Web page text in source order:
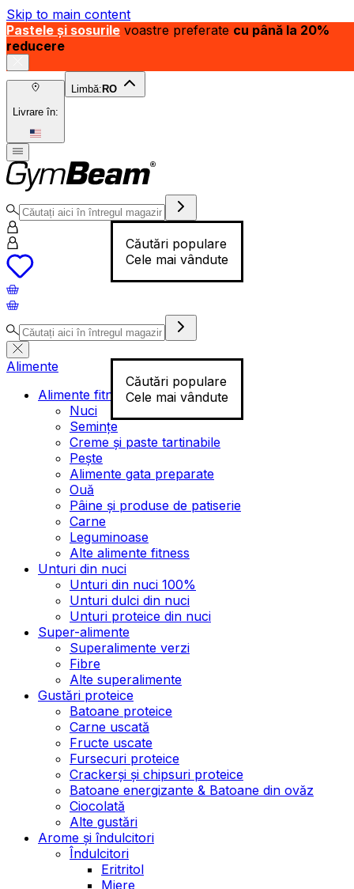
Skip to main content
Pastele și sosurile voastre preferate cu până la 20%
reducere
Livrare în:
Limbă: RO
Căutări populare
Cele mai vândute
Căutări populare
Cele mai vândute
Alimente
Alimente fitness
Nuci
Semințe
Creme și paste tartinabile
Pește
Alimente gata preparate
Ouă
Pâine și produse de patiserie
Carne
Leguminoase
Alte alimente fitness
Unturi din nuci
Unturi din nuci 100%
Unturi dulci din nuci
Unturi proteice din nuci
Super-alimente
Superalimente verzi
Fibre
Alte superalimente
Gustări proteice
Batoane proteice
Carne uscată
Fructe uscate
Fursecuri proteice
Crackerși și chipsuri proteice
Batoane energizante & Batoane din ovăz
Ciocolată
Alte gustări
Arome și îndulcitori
Îndulcitori
Eritritol
Miere